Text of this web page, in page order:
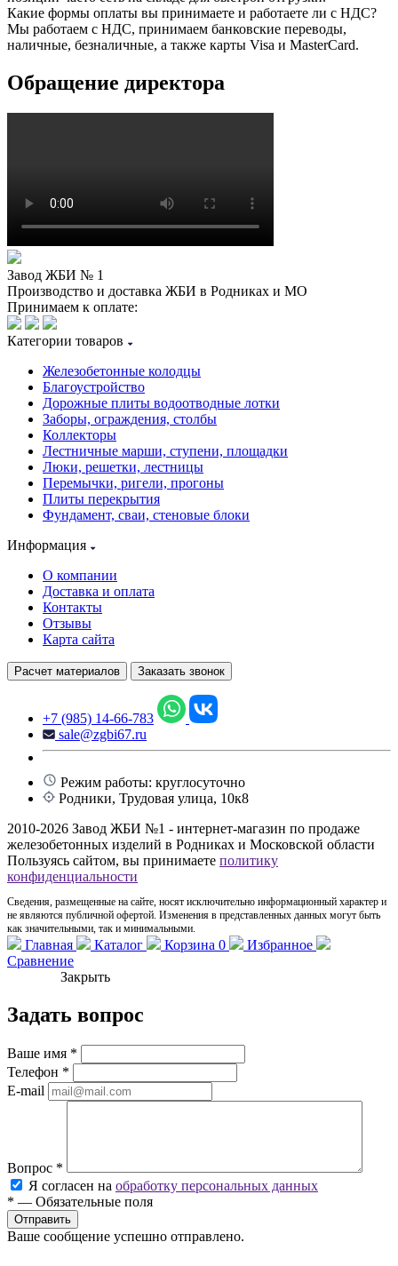
Какие формы оплаты вы принимаете и работаете ли с НДС?
Мы работаем с НДС, принимаем банковские переводы,
наличные, безналичные, а также карты Visa и MasterCard.
Обращение директора
Завод ЖБИ № 1
Производство и доставка ЖБИ в Родниках и МО
Принимаем к оплате:
Категории товаров
Железобетонные колодцы
Благоустройство
Дорожные плиты водоотводные лотки
Заборы, ограждения, столбы
Коллекторы
Лестничные марши, ступени, площадки
Люки, решетки, лестницы
Перемычки, ригели, прогоны
Плиты перекрытия
Фундамент, сваи, стеновые блоки
Информация
О компании
Доставка и оплата
Контакты
Отзывы
Карта сайта
Расчет материалов Заказать звонок
+7 (985) 14-66-783
sale@zgbi67.ru
Режим работы: круглосуточно
Родники, Трудовая улица, 10к8
2010-2026 Завод ЖБИ №1 - интернет-магазин по продаже
железобетонных изделий в Родниках и Московской области
Пользуясь сайтом, вы принимаете политику
конфиденциальности
Сведения, размещенные на сайте, носят исключительно информационный характер и
не являются публичной офертой. Изменения в представленных данных могут быть
как значительными, так и минимальными.
Главная Каталог Корзина 0
Избранное
Сравнение
Закрыть
Задать вопрос
Ваше имя *
Телефон *
E-mail
Вопрос *
Я согласен на обработку персональных данных
* — Обязательные поля
Ваше сообщение успешно отправлено.